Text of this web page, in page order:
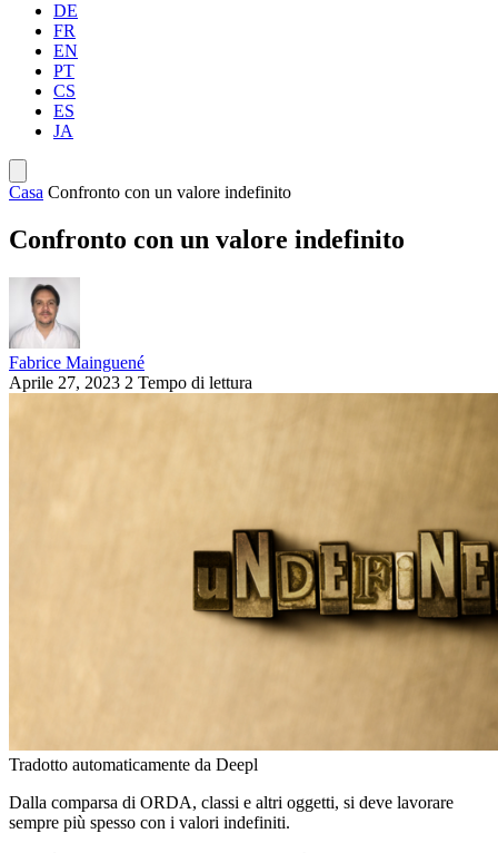
DE
FR
EN
PT
CS
ES
JA
Casa Confronto con un valore indefinito
Confronto con un valore indefinito
Fabrice Mainguené
Aprile 27, 2023 2 Tempo di lettura
Tradotto automaticamente da Deepl
Dalla comparsa di ORDA, classi e altri oggetti, si deve lavorare
sempre più spesso con i valori indefiniti.